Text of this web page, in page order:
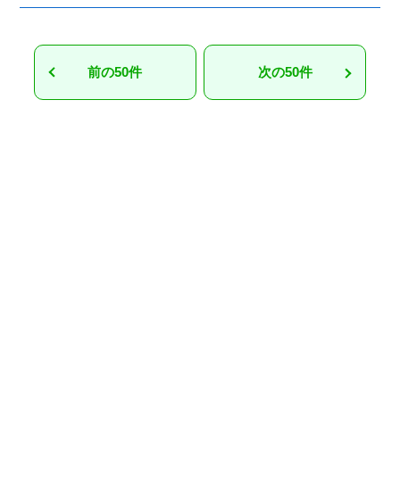
前の50件 次の50件